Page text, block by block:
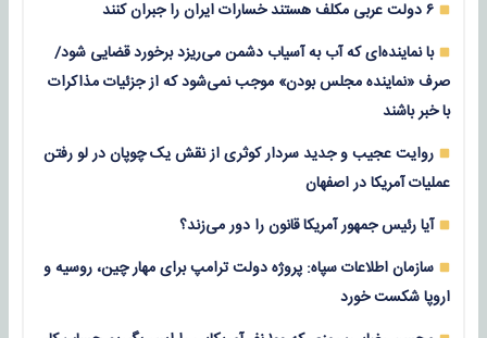
۶ دولت عربی مکلف هستند خسارات ایران را جبران کنند
با نماینده‌ای که آب به آسیاب دشمن می‌ریزد برخورد قضایی شود/
صرف «نماینده مجلس بودن» موجب نمی‌شود که از جزئیات مذاکرات
با خبر باشند
روایت عجیب و جدید سردار کوثری از نقش یک چوپان در لو رفتن
عملیات آمریکا در اصفهان
آیا رئیس جمهور آمریکا قانون را دور می‌زند؟
سازمان اطلاعات سپاه: پروژه دولت ترامپ برای مهار چین، روسیه و
اروپا شکست خورد